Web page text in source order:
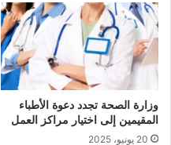
وزارة الصحة تجدد دعوة الأطباء
المقيمين إلى اختيار مراكز العمل
20 يونيو، 2025